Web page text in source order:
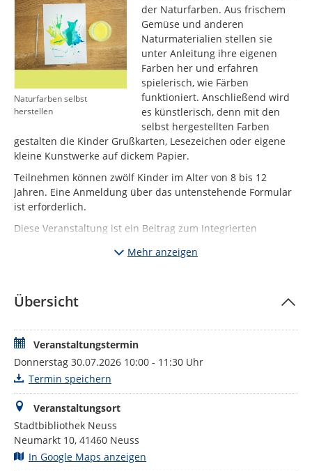
Naturfarben selbst
herstellen
der Naturfarben. Aus frischem
Gemüse und anderen
Naturmaterialien stellen sie
unter Anleitung ihre eigenen
Farben her und erfahren
spielerisch, wie Färben
funktioniert. Anschließend wird
es künstlerisch, denn mit den
selbst hergestellten Farben
gestalten die Kinder Grußkarten, Lesezeichen oder eigene
kleine Kunstwerke auf dickem Papier.
Teilnehmen können zwölf Kinder im Alter von 8 bis 12
Jahren. Eine Anmeldung über das untenstehende Formular
ist erforderlich.
Diese Veranstaltung ist ein Beitrag zum Integrierten
Der SommerLeseClub, eines der größten Leseförderprojekte
in Nordrhein-Westfalen, richtet sich an Menschen aller
Team oder individuell mitmachen und während der
Sommerferien Stempel für gelesene Bücher, Hörbücher und
besuchte Veranstaltungen in ihren Logbüchern sammeln.
Weitere Informationen und das Anmeldeformular zum
SommerLeseClub finden Sie auf unsererWebsite.
Mehr anzeigen
Übersicht
Veranstaltungstermin
Donnerstag 30.07.2026 10:00 - 11:30 Uhr
Termin speichern
Veranstaltungsort
Stadtbibliothek Neuss
Neumarkt 10, 41460 Neuss
In Google Maps anzeigen